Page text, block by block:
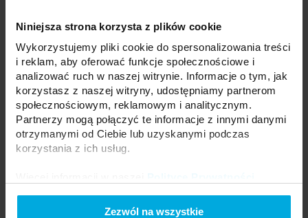
Niniejsza strona korzysta z plików cookie
Wykorzystujemy pliki cookie do spersonalizowania treści
i reklam, aby oferować funkcje społecznościowe i
analizować ruch w naszej witrynie. Informacje o tym, jak
korzystasz z naszej witryny, udostępniamy partnerom
społecznościowym, reklamowym i analitycznym.
Partnerzy mogą połączyć te informacje z innymi danymi
otrzymanymi od Ciebie lub uzyskanymi podczas
korzystania z ich usług.
Zezwól na wszystkie
Twoja cena:
Skontaktuj się z Twoim
lokalnym dystrybutorem
Stan magazynowy: średnio
DODAJ DO LISTY ŻYCZEŃ